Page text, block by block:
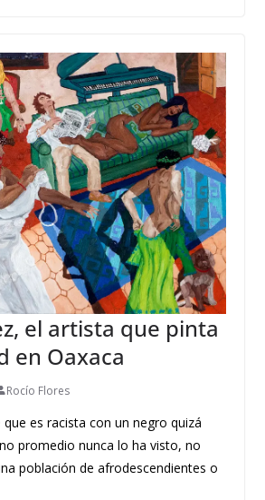
el artista que pinta
en Oaxaca
Rocío Flores
es racista con un negro quizá
promedio nunca lo ha visto, no
población de afrodescendientes o